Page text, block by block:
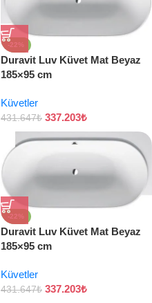
-22%
Duravit Luv Küvet Mat Beyaz
185×95 cm
Küvetler
431.647₺ 337.203₺
-22%
Duravit Luv Küvet Mat Beyaz
185×95 cm
Küvetler
431.647₺ 337.203₺